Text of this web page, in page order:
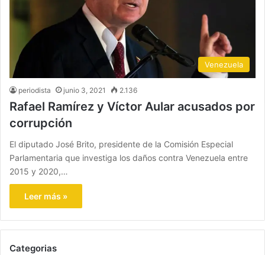
Venezuela
periodista junio 3, 2021 2.136
Rafael Ramírez y Víctor Aular acusados por
corrupción
El diputado José Brito, presidente de la Comisión Especial
Parlamentaria que investiga los daños contra Venezuela entre
2015 y 2020,…
Leer más »
Categorias